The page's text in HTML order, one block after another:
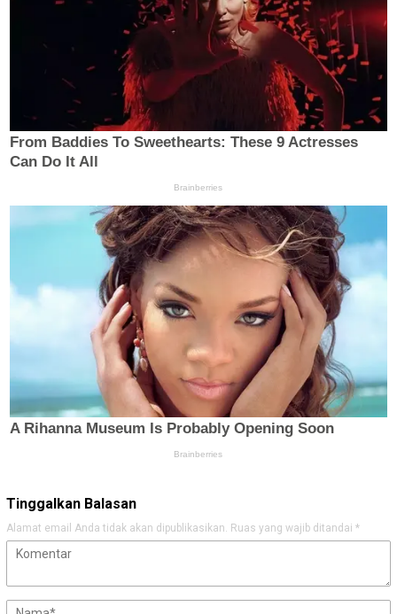
Tinggalkan Balasan
Alamat email Anda tidak akan dipublikasikan. Ruas yang wajib ditandai *